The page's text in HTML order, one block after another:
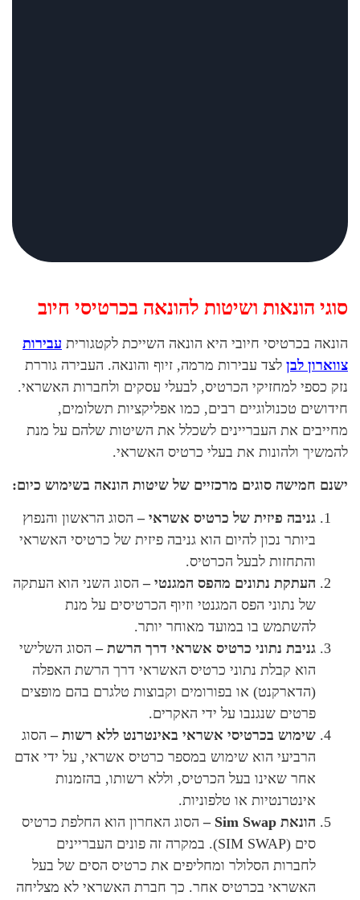
סוגי הונאות ושיטות להונאה בכרטיסי חיוב
הונאה בכרטיסי חיובי היא הונאה השייכת לקטגורית עבירות
צווארון לבןלצד עבירות מרמה, זיוף והונאה. העבירה גוררת
נזק כספי למחזיקי הכרטיס, לבעלי עסקים ולחברות האשראי.
חידושים טכנולוגיים רבים, כמו אפליקציות תשלומים,
מחייבים את העבריינים לשכלל את השיטות שלהם על מנת
להמשיך ולהונות את בעלי כרטיס האשראי.
ישנם חמישה סוגים מרכזיים של שיטות הונאה בשימוש כיום:
גניבה פיזית של כרטיס אשראי –הסוג הראשון והנפוץ
ביותר נכון להיום הוא גניבה פיזית של כרטיסי האשראי
והתחזות לבעל הכרטיס.
העתקת נתונים מהפס המגנטי –הסוג השני הוא העתקה
של נתוני הפס המגנטי וזיוף הכרטיסים על מנת
להשתמש בו במועד מאוחר יותר.
גניבת נתוני כרטיס אשראי דרך הרשת –הסוג השלישי
הוא קבלת נתוני כרטיס האשראי דרך הרשת האפלה
(הדארקנט) או בפורומים וקבוצות טלגרם בהם מופצים
פרטים שנגנבו על ידי האקרים.
שימוש בכרטיסי אשראי באינטרנט ללא רשות –הסוג
הרביעי הוא שימוש במספר כרטיס אשראי, על ידי אדם
אחר שאינו בעל הכרטיס, וללא רשותו, בהזמנות
אינטרנטיות או טלפוניות.
הונאת Sim Swap –
הסוג האחרון הוא החלפת כרטיס
סים (SIM SWAP). במקרה זה פונים העבריינים
לחברות הסלולר ומחליפים את כרטיס הסים של בעל
האשראי בכרטיס אחר. כך חברת האשראי לא מצליחה